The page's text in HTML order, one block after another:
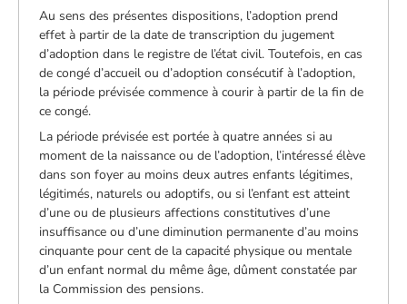
Au sens des présentes dispositions, l’adoption prend
effet à partir de la date de transcription du jugement
d’adoption dans le registre de l’état civil. Toutefois, en cas
de congé d’accueil ou d’adoption consécutif à l’adoption,
la période prévisée commence à courir à partir de la fin de
ce congé.
La période prévisée est portée à quatre années si au
moment de la naissance ou de l’adoption, l’intéressé élève
dans son foyer au moins deux autres enfants légitimes,
légitimés, naturels ou adoptifs, ou si l’enfant est atteint
d’une ou de plusieurs affections constitutives d’une
insuffisance ou d’une diminution permanente d’au moins
cinquante pour cent de la capacité physique ou mentale
d’un enfant normal du même âge, dûment constatée par
la Commission des pensions.